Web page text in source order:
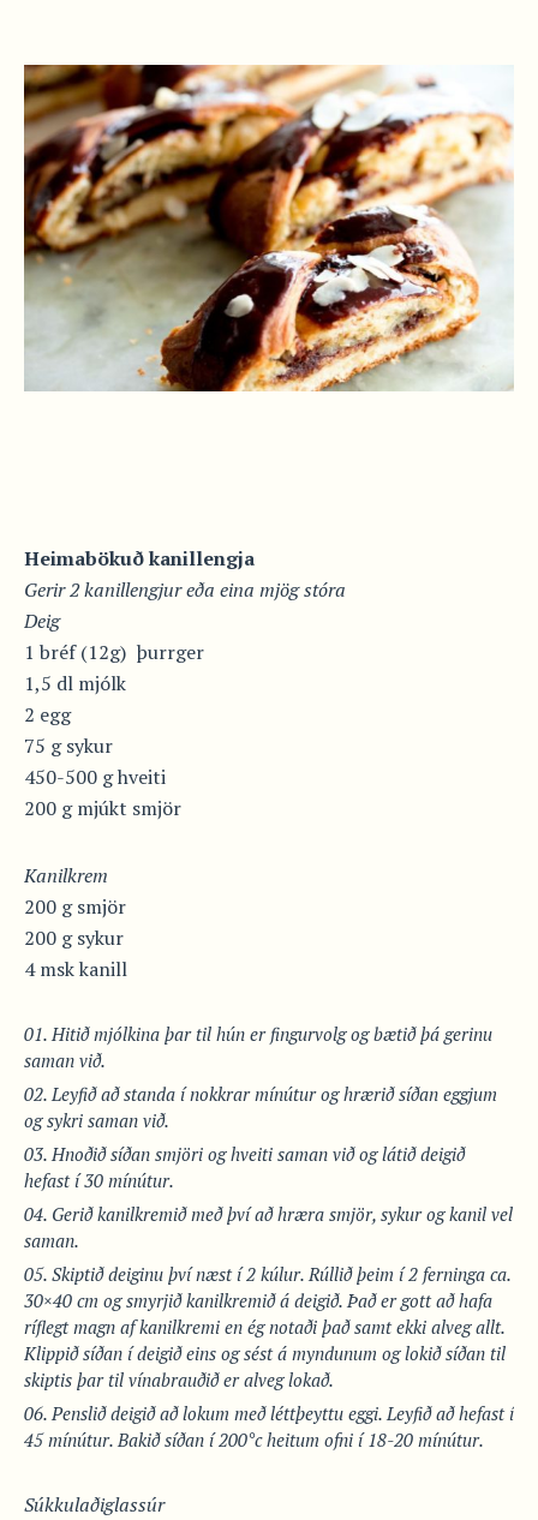
Heimabökuð kanillengja
Gerir 2 kanillengjur eða eina mjög stóra
Deig
1 bréf (12g) þurrger
1,5 dl mjólk
2 egg
75 g sykur
450-500 g hveiti
200 g mjúkt smjör
Kanilkrem
200 g smjör
200 g sykur
4 msk kanill
Hitið mjólkina þar til hún er fingurvolg og bætið þá gerinu
saman við.
Leyfið að standa í nokkrar mínútur og hrærið síðan eggjum
og sykri saman við.
Hnoðið síðan smjöri og hveiti saman við og látið deigið
hefast í 30 mínútur.
Gerið kanilkremið með því að hræra smjör, sykur og kanil vel
saman.
Skiptið deiginu því næst í 2 kúlur. Rúllið þeim í 2 ferninga ca.
30×40 cm og smyrjið kanilkremið á deigið. Það er gott að hafa
ríflegt magn af kanilkremi en ég notaði það samt ekki alveg allt.
Klippið síðan í deigið eins og sést á myndunum og lokið síðan til
skiptis þar til vínabrauðið er alveg lokað.
Penslið deigið að lokum með léttþeyttu eggi. Leyfið að hefast í
45 mínútur. Bakið síðan í 200°c heitum ofni í 18-20 mínútur.
Súkkulaðiglassúr